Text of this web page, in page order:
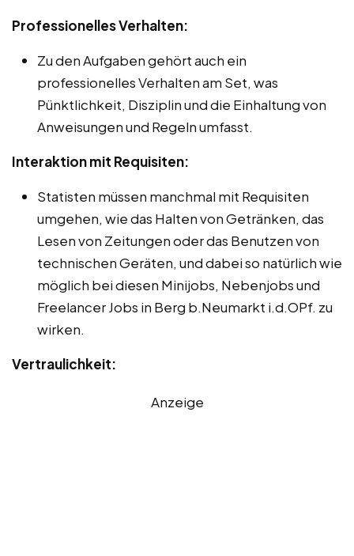
Professionelles Verhalten:
Zu den Aufgaben gehört auch ein
professionelles Verhalten am Set, was
Pünktlichkeit, Disziplin und die Einhaltung von
Anweisungen und Regeln umfasst.
Interaktion mit Requisiten:
Statisten müssen manchmal mit Requisiten
umgehen, wie das Halten von Getränken, das
Lesen von Zeitungen oder das Benutzen von
technischen Geräten, und dabei so natürlich wie
möglich bei diesen Minijobs, Nebenjobs und
Freelancer Jobs in Berg b.Neumarkt i.d.OPf. zu
wirken.
Vertraulichkeit:
Anzeige